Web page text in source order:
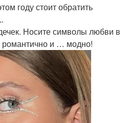
году стоит обратить
Носите символы любви в
романтично и … модно!